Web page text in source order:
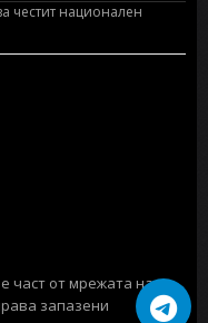
честит национален
част от мрежата на
запазени